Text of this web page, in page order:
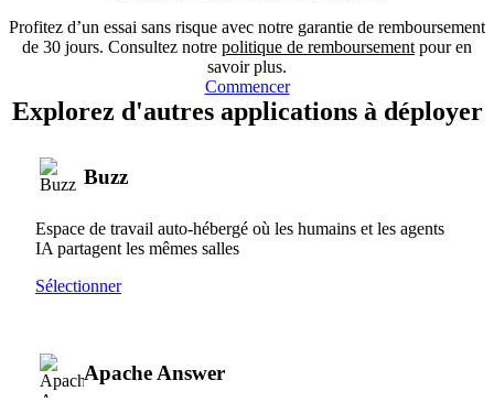
Profitez d’un essai sans risque avec notre garantie de remboursement
de 30 jours. Consultez notre politique de remboursement pour en
savoir plus.
Commencer
Explorez d'autres applications à déployer
Buzz
Espace de travail auto-hébergé où les humains et les agents
IA partagent les mêmes salles
Sélectionner
Apache Answer